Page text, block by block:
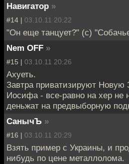
Навигатор »
#14 | 03.10.11 20:22
"Он еще танцует?" (с)
Nem OFF »
#15 | 03.10.11 20:26
Ахуеть.
Завтра приватизируют
Иосифа - все-равно на хер не
деньжат на предвыборную
СанычЪ »
#16 | 03.10.11 20:29
Взять пример с Украины, и
нибудь по цене металлолома.